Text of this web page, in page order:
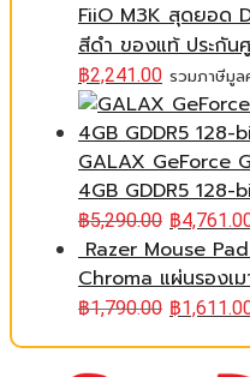
FiiO M3K สุดยอด
สีดำ ของแท้ ประกัน
฿2,241.00 รวมภาษีมูล
GALAX GeForce
4GB GDDR5
฿5,290.00 ฿
Razer Mouse
Chroma แผ่นรองเ
฿1,790.00 ฿